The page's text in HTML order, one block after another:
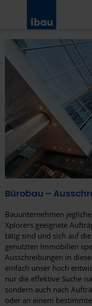
SERVICES
Bürobau –
Bauunternehmen
Xplorers geeignete
tätig sind und sich auf
genutzten Immobilien
Ausschreibungen in
einfach unser hoch
nur die effektive Suche
sondern auch nach
oder an einem